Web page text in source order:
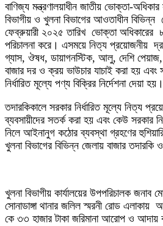
বাণিজ্য মন্ত্রণালয়াধীন জাতীয় ভোক্তা-
বিভাগীয় ও খুলনা বিভাগের আওতাধীন
ফেব্রুয়ারী ২০২৫ তারিখ ভোক্তা অধিকারের ৮
পরিচালনা করে। এসময়ে নিত্য প্রয়োজনীয়
গ্যাস, ঔষধ, ডায়াগনস্টিক, আলু, দেশি পেয়াজ,
বাজার দর ও ক্রয় ভাউচার যাচাই করা হয় এবং
নির্ধারিত মূল্যে পণ্য বিক্রির নির্দেশনা দেয়া হয়।
তদারকিকালে সরকার নির্ধারিত মূল্যে নিত্য
ব্যবসায়ীদের সতর্ক করা হয় এবং কেউ সরকার
নিলে আইনানুগ কঠোর ব্যবস্থা গ্রহণের
খুলনা বিভাগের বিভিন্ন জেলায় বাজার তদারকি
খুলনা বিভাগীয় কার্যালয়ের উপপরিচালক জনাব
সোনাডাঙ্গা থানার জলিল স্মরনী রোড এলাকায়
কে ৩৩ হাজার টাকা জরিমানা আরোপ ও আদায়